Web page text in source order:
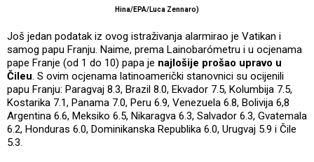
Hina/EPA/Luca Zennaro)
Još jedan podatak iz ovog istraživanja alarmirao je Vatikan i
samog papu Franju. Naime, prema Lainobarómetru i u ocjenama
pape Franje (od 1 do 10) papa je najlošije prošao upravo u
Čileu . S ovim ocjenama latinoamerički stanovnici su ocijenili
papu Franju: Paragvaj 8.3, Brazil 8.0, Ekvador 7.5, Kolumbija 7.5,
Kostarika 7.1, Panama 7.0, Peru 6.9, Venezuela 6.8, Bolivija 6,8
Argentina 6.6, Meksiko 6.5, Nikaragva 6.3, Salvador 6.3, Gvatemala
6.2, Honduras 6.0, Dominikanska Republika 6.0, Urugvaj 5.9 i Čile
5.3.